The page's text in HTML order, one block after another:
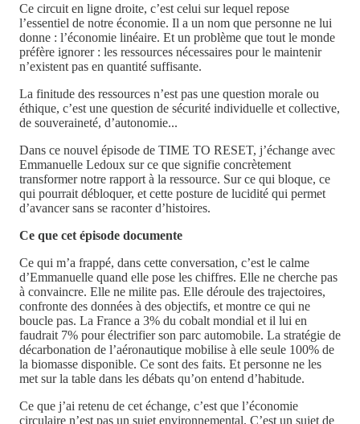
Ce circuit en ligne droite, c’est celui sur lequel repose
l’essentiel de notre économie. Il a un nom que personne ne lui
donne : l’économie linéaire. Et un problème que tout le monde
préfère ignorer : les ressources nécessaires pour le maintenir
n’existent pas en quantité suffisante.
La finitude des ressources n’est pas une question morale ou
éthique, c’est une question de sécurité individuelle et collective,
de souveraineté, d’autonomie...
Dans ce nouvel épisode de TIME TO RESET, j’échange avec
Emmanuelle Ledoux sur ce que signifie concrètement
transformer notre rapport à la ressource. Sur ce qui bloque, ce
qui pourrait débloquer, et cette posture de lucidité qui permet
d’avancer sans se raconter d’histoires.
Ce que cet épisode documente
Ce qui m’a frappé, dans cette conversation, c’est le calme
d’Emmanuelle quand elle pose les chiffres. Elle ne cherche pas
à convaincre. Elle ne milite pas. Elle déroule des trajectoires,
confronte des données à des objectifs, et montre ce qui ne
boucle pas. La France a 3% du cobalt mondial et il lui en
faudrait 7% pour électrifier son parc automobile. La stratégie de
décarbonation de l’aéronautique mobilise à elle seule 100% de
la biomasse disponible. Ce sont des faits. Et personne ne les
met sur la table dans les débats qu’on entend d’habitude.
Ce que j’ai retenu de cet échange, c’est que l’économie
circulaire n’est pas un sujet environnemental. C’est un sujet de